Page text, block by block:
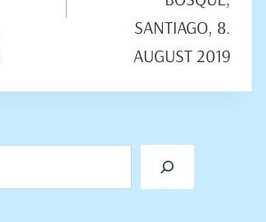
SANTIAGO, 8.
AUGUST 2019